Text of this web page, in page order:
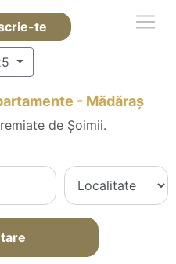
te
- Mădăraş
de Șoimii.